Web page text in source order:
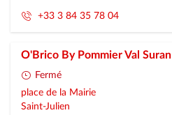
+33 3 84 35 78 04
O'Brico By Pommier Val Suran
Fermé
place de la Mairie
Saint-Julien